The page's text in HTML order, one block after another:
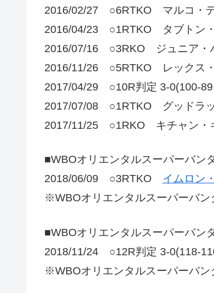
2016/02/27 ○6RTKO マルコ・
2016/04/23 ○1RTKO タブトン
2016/07/16 ○3RKO ジュニア・
2016/11/26 ○5RTKO レックス
2017/04/29 ○10R判定 3-0(100-
2017/07/08 ○1RTKO グッドラ
2017/11/25 ○1RKO キチャン・
■WBOオリエンタルスーパーバン
2018/06/09 ○3RTKO イムロン
※WBOオリエンタルスーパーバン
■WBOオリエンタルスーパーバン
2018/11/24 ○12R判定 3-0(118-
※WBOオリエンタルスーパーバ